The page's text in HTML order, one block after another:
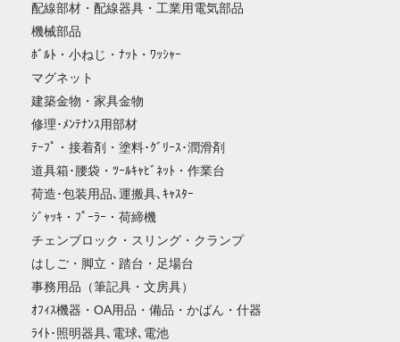
配線部材・配線器具・工業用電気部品
機械部品
ﾎﾞﾙﾄ・小ねじ・ﾅｯﾄ・ﾜｯｼｬｰ
マグネット
建築金物・家具金物
修理･ﾒﾝﾃﾅﾝｽ用部材
ﾃｰﾌﾟ・接着剤・塗料･ｸﾞﾘｰｽ･潤滑剤
道具箱･腰袋・ﾂｰﾙｷｬﾋﾞﾈｯﾄ・作業台
荷造･包装用品､運搬具､ｷｬｽﾀｰ
ｼﾞｬｯｷ・ﾌﾟｰﾗｰ・荷締機
チェンブロック・スリング・クランプ
はしご・脚立・踏台・足場台
事務用品（筆記具・文房具）
ｵﾌｨｽ機器・OA用品・備品・かばん・什器
ﾗｲﾄ･照明器具､電球､電池